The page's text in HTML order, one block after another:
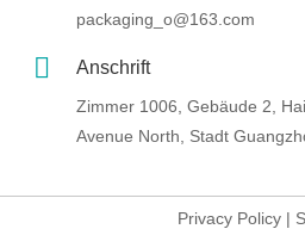
packaging_o@163.com
Anschrift
Zimmer 1006, Gebäude 2,
Avenue North, Stadt
Privacy Policy|